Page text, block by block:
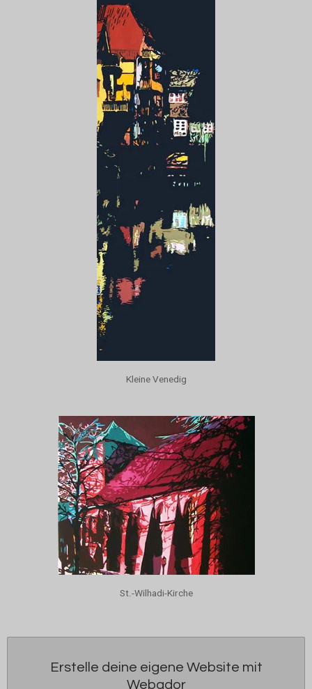
Kleine Venedig
St.-Wilhadi-Kirche
Erstelle deine eigene Website mit
Webador